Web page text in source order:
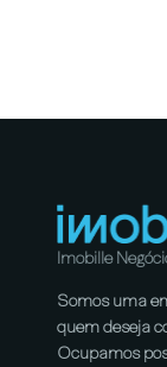
Imobille
Somos uma
quem deseja
Ocupamos